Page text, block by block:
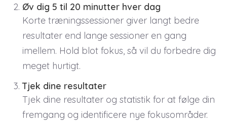
Øv dig 5 til 20 minutter hver dag
Korte træningssessioner giver langt bedre
resultater end lange sessioner en gang
imellem. Hold blot fokus, så vil du forbedre dig
meget hurtigt.
Tjek dine resultater
Tjek dine resultater og statistik for at følge din
fremgang og identificere nye fokusområder.